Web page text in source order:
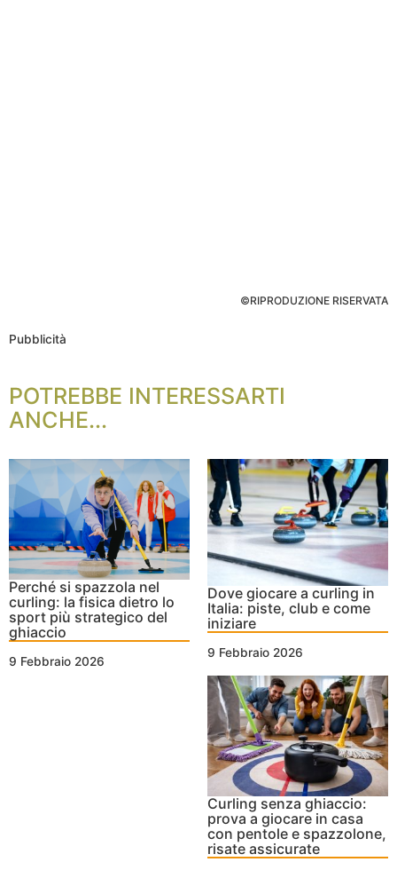
©RIPRODUZIONE RISERVATA
Pubblicità
POTREBBE INTERESSARTI
ANCHE...
Perché si spazzola nel
curling: la fisica dietro lo
sport più strategico del
ghiaccio
9 Febbraio 2026
Dove giocare a curling in
Italia: piste, club e come
iniziare
9 Febbraio 2026
Curling senza ghiaccio:
prova a giocare in casa
con pentole e spazzolone,
risate assicurate